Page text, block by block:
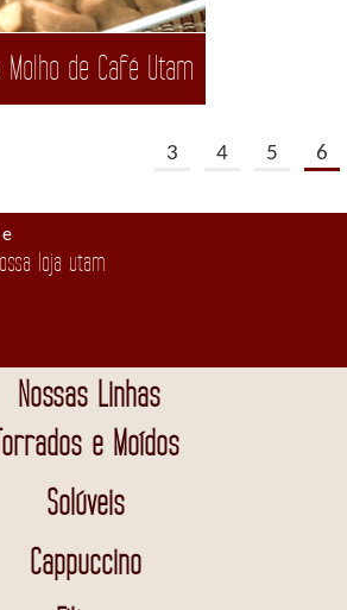
de Café Utam
3 4 5 6
loja utam
Nossas Linhas
Torrados e Moídos
Solúveis
Cappuccino